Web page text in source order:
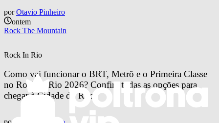
por Otavio Pinheiro
ontem
Rock The Mountain
Rock In Rio
Como vai funcionar o BRT, Metrô e o Primeira Classe
no Rock in Rio 2026? Confira todas as opções para
chegar à Cidade do Rock